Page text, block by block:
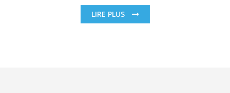
LIRE PLUS